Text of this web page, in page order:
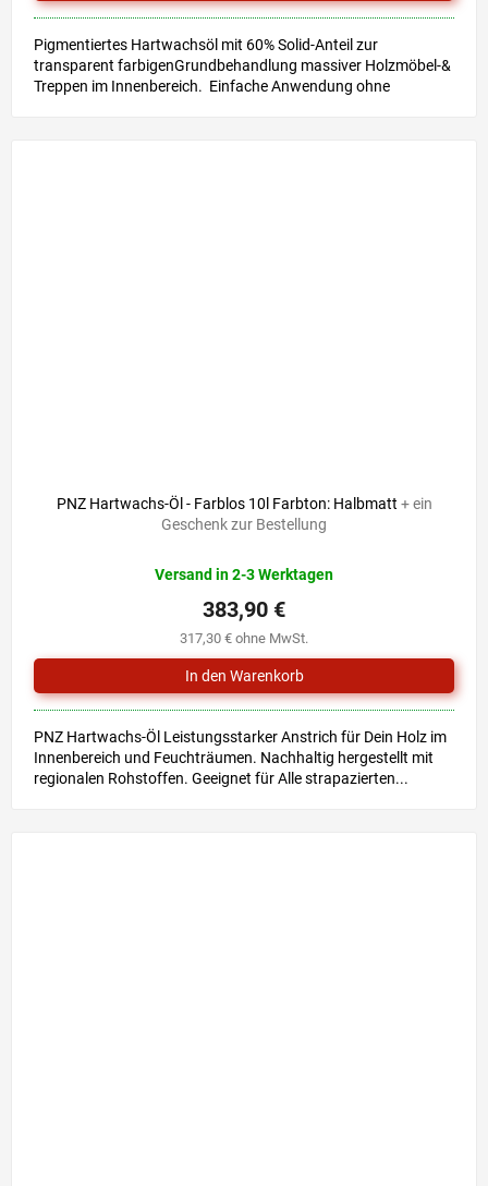
Pigmentiertes Hartwachsöl mit 60% Solid-Anteil zur
transparent farbigenGrundbehandlung massiver Holzmöbel-&
Treppen im Innenbereich. Einfache Anwendung ohne
PNZ Hartwachs-Öl - Farblos 10l Farbton: Halbmatt + ein
Geschenk zur Bestellung
Versand in 2-3 Werktagen
317,30 € ohne MwSt.
383,90 €
PNZ Hartwachs-Öl Leistungsstarker Anstrich für Dein Holz im
Innenbereich und Feuchträumen. Nachhaltig hergestellt mit
regionalen Rohstoffen. Geeignet für Alle strapazierten...